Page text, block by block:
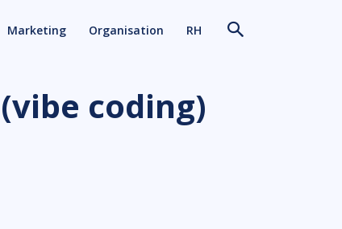
Marketing Organisation RH
coding)